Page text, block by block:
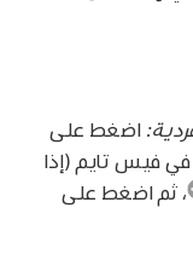
اضغط على
في فيس تايم (إذا
، ثم اضغط على